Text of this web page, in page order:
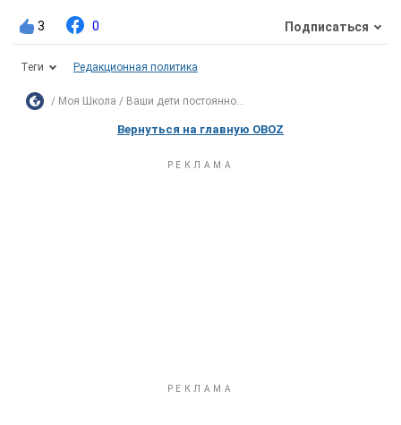
3 0 Подписаться
Теги Редакционная политика
Моя Школа Ваши дети постоянно...
Вернуться на главную OBOZ